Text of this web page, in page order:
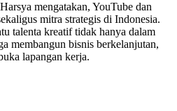
mengatakan, YouTube dan
mitra strategis di Indonesia.
talenta kreatif tidak hanya dalam
membangun bisnis berkelanjutan,
lapangan kerja.